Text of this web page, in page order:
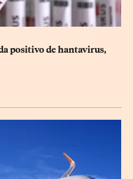
positivo de hantavirus,